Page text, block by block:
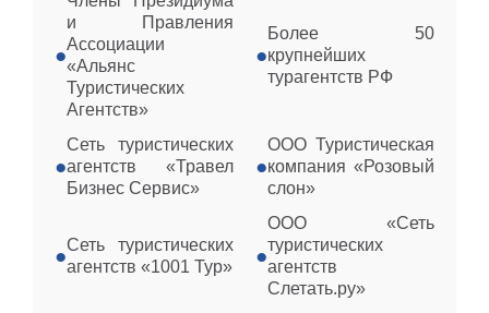
●
и Правления
Ассоциации
«Альянс
Туристических
Агентств»
●
Более 50
крупнейших
турагентств РФ
●
Сеть туристических
агентств «Травел
Бизнес Сервис»
●
ООО Туристическая
компания «Розовый
слон»
●Сеть туристических
агентств «1001 Тур»
●
ООО «Сеть
туристических
агентств
Слетать.ру»